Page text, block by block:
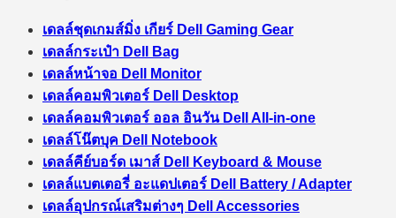
เดลล์ชุดเกมส์มิ่ง เกียร์ Dell Gaming Gear
เดลล์กระเป๋า Dell Bag
เดลล์หน้าจอ Dell Monitor
เดลล์คอมพิวเตอร์ Dell Desktop
เดลล์คอมพิวเตอร์ ออล อินวัน Dell All-in-one
เดลล์โน๊ตบุค Dell Notebook
เดลล์คีย์บอร์ด เมาส์ Dell Keyboard & Mouse
เดลล์แบตเตอรี่ อะแดปเตอร์ Dell Battery / Adapter
เดลล์อุปกรณ์เสริมต่างๆ Dell Accessories